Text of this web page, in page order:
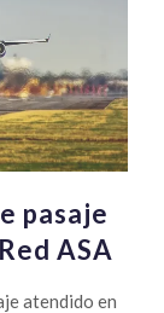
pasaje
ASA
atendido en